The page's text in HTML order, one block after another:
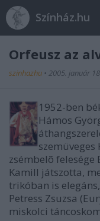
Színház.hu
Orfeusz az
szinhazhu • 2005. január 18.
1952-ben
Hámos
szemüveges
zsémbelõ felesége
Kamill játszotta,
trikóban is
Petress Zsuzsa
miskolci